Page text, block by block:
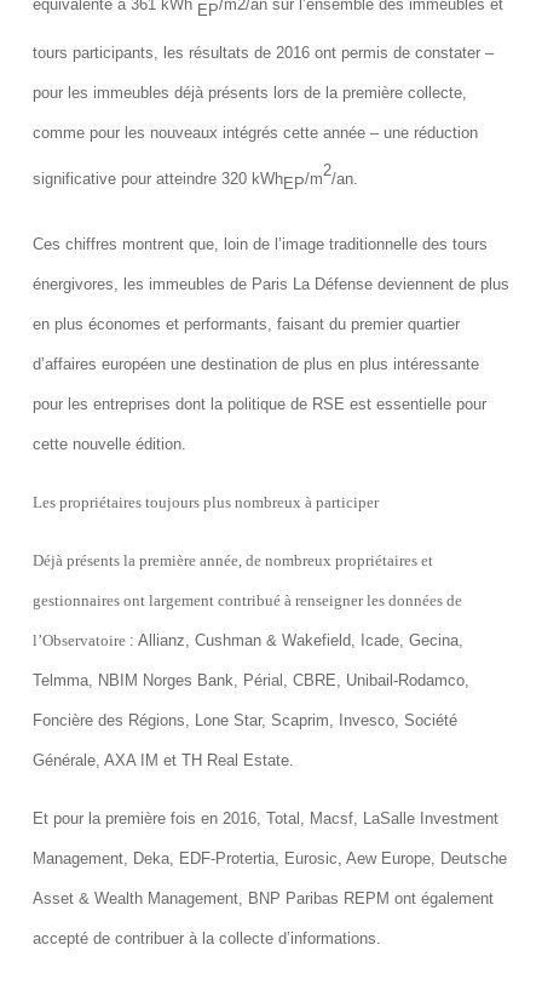
équivalente à 361 kWhEP/m2/an sur l’ensemble des immeubles et
tours participants, les résultats de 2016 ont permis de constater –
pour les immeubles déjà présents lors de la première collecte,
comme pour les nouveaux intégrés cette année – une réduction
significative pour atteindre 320 kWhEP/m2/an.
Ces chiffres montrent que, loin de l’image traditionnelle des tours
énergivores, les immeubles de Paris La Défense deviennent de plus
en plus économes et performants, faisant du premier quartier
d’affaires européen une destination de plus en plus intéressante
pour les entreprises dont la politique de RSE est essentielle pour
cette nouvelle édition.
Les propriétaires toujours plus nombreux à participer
Déjà présents la première année, de nombreux propriétaires et
gestionnaires ont largement contribué à renseigner les données de
l’Observatoire : Allianz, Cushman & Wakefield, Icade, Gecina,
Telmma, NBIM Norges Bank, Périal, CBRE, Unibail-Rodamco,
Foncière des Régions, Lone Star, Scaprim, Invesco, Société
Générale, AXA IM et TH Real Estate.
Et pour la première fois en 2016, Total, Macsf, LaSalle Investment
Management, Deka, EDF-Protertia, Eurosic, Aew Europe, Deutsche
Asset & Wealth Management, BNP Paribas REPM ont également
accepté de contribuer à la collecte d’informations.